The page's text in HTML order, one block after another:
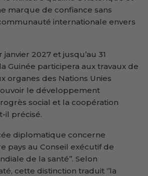
marque de confiance sans
internationale envers
janvier 2027 et jusqu’au 31
Guinée participera aux travaux de
organes des Nations Unies
le développement
social et la coopération
il précisé.
diplomatique concerne
pays au Conseil exécutif de
de la santé’’. Selon
cette distinction traduit ‘’la